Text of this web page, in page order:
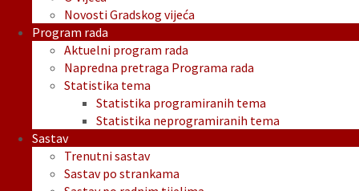
Novosti Gradskog vijeća
Program rada
Aktuelni program rada
Napredna pretraga Programa rada
Statistika tema
Statistika programiranih tema
Statistika neprogramiranih tema
Sastav
Trenutni sastav
Sastav po strankama